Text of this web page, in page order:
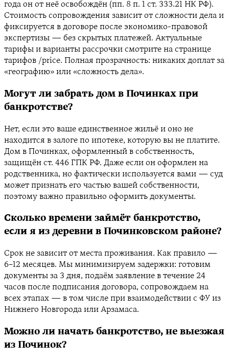
года он от неё освобождён (пп. 8 п. 1 ст. 333.21 НК РФ).
Стоимость сопровождения зависит от сложности дела и
фиксируется в договоре после экономико-правовой
экспертизы — без скрытых платежей. Актуальные
тарифы и варианты рассрочки смотрите на странице
тарифов /price. Полная прозрачность: никаких доплат за
«географию» или «сложность дела».
Могут ли забрать дом в Починках при
банкротстве?
Нет, если это ваше единственное жильё и оно не
находится в залоге по ипотеке, которую вы не платите.
Дом в Починках, оформленный в собственность,
защищён ст. 446 ГПК РФ. Даже если он оформлен на
родственника, но фактически используется вами — суд
может признать его частью вашей собственности,
поэтому важно правильно оформить документы.
Сколько времени займёт банкротство,
если я из деревни в Починковском районе?
Срок не зависит от места проживания. Как правило —
6–12 месяцев. Мы минимизируем задержки: готовим
документы за 3 дня, подаём заявление в течение 24
часов после подписания договора, сопровождаем на
всех этапах — в том числе при взаимодействии с ФУ из
Нижнего Новгорода или Арзамаса.
Можно ли начать банкротство, не выезжая
из Починок?